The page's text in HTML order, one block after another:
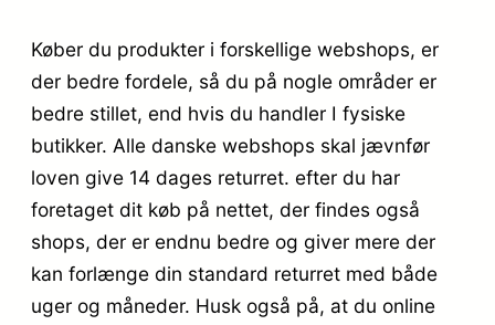
Køber du produkter i forskellige webshops, er
der bedre fordele, så du på nogle områder er
bedre stillet, end hvis du handler I fysiske
butikker. Alle danske webshops skal jævnfør
loven give 14 dages returret. efter du har
foretaget dit køb på nettet, der findes også
shops, der er endnu bedre og giver mere der
kan forlænge din standard returret med både
uger og måneder. Husk også på, at du online